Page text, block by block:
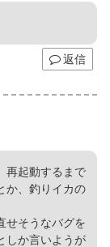
返信
再起動するまで
か、釣りイカの
せそうなバグを
しか言いようが